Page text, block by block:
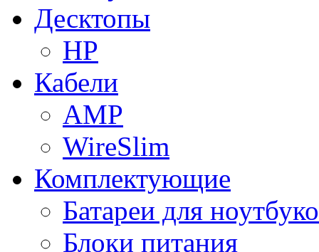
Десктопы
HP
Кабели
AMP
WireSlim
Комплектующие
Батареи для
Блоки питания